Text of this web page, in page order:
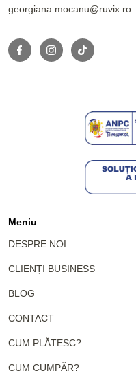
georgiana.mocanu@ruvix.ro
Meniu
DESPRE NOI
CLIENȚI BUSINESS
BLOG
CONTACT
CUM PLĂTESC?
CUM CUMPĂR?